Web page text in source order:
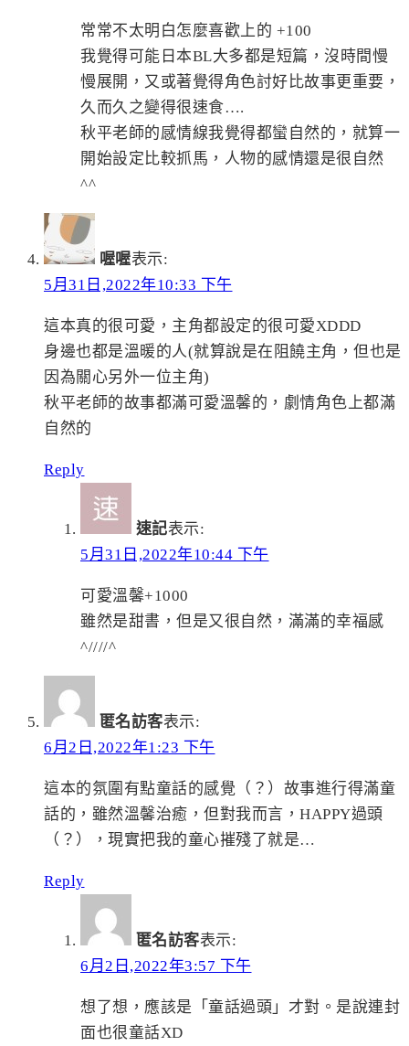
常常不太明白怎麼喜歡上的 +100
我覺得可能日本BL大多都是短篇，沒時間慢
慢展開，又或著覺得角色討好比故事更重要，
久而久之變得很速食….
秋平老師的感情線我覺得都蠻自然的，就算一
開始設定比較抓馬，人物的感情還是很自然
^^
喔喔表示:
5月31日,2022年10:33 下午
這本真的很可愛，主角都設定的很可愛XDDD
身邊也都是溫暖的人(就算說是在阻饒主角，但也是
因為關心另外一位主角)
秋平老師的故事都滿可愛溫馨的，劇情角色上都滿
自然的
Reply
速記表示:
5月31日,2022年10:44 下午
可愛溫馨+1000
雖然是甜書，但是又很自然，滿滿的幸福感
^////^
匿名訪客表示:
6月2日,2022年1:23 下午
這本的氛圍有點童話的感覺（？）故事進行得滿童
話的，雖然溫馨治癒，但對我而言，HAPPY過頭
（？），現實把我的童心摧殘了就是…
Reply
匿名訪客表示:
6月2日,2022年3:57 下午
想了想，應該是「童話過頭」才對。是說連封
面也很童話XD